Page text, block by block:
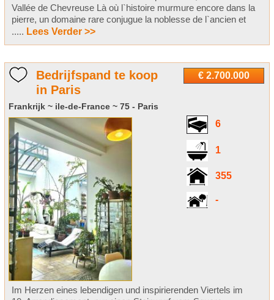
Vallée de Chevreuse Là où l`histoire murmure encore dans la
pierre, un domaine rare conjugue la noblesse de l`ancien et
..... Lees Verder >>
€ 2.700.000
Bedrijfspand te koop
in Paris
Frankrijk ~ ile-de-France ~ 75 - Paris
6
1
355
-
Im Herzen eines lebendigen und inspirierenden Viertels im